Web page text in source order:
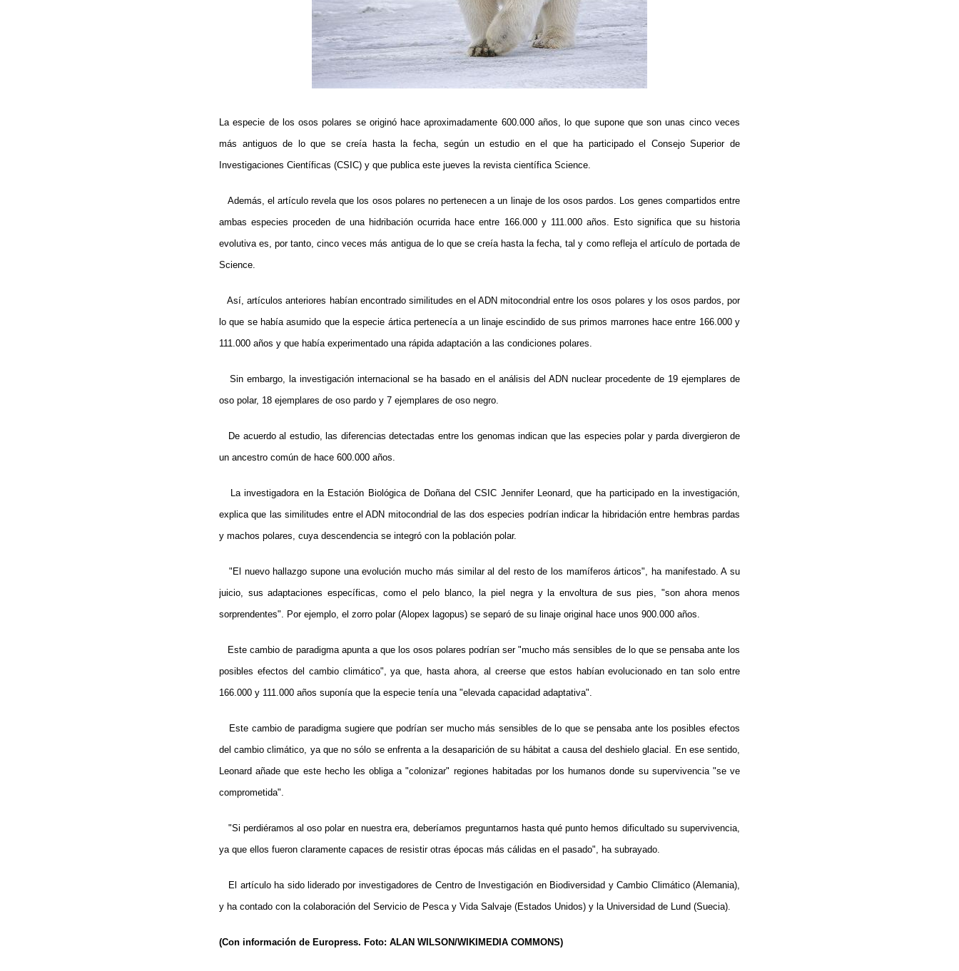
La especie de los osos polares se originó hace aproximadamente 600.000 años, lo que supone que son unas cinco veces
más antiguos de lo que se creía hasta la fecha, según un estudio en el que ha participado el Consejo Superior de
Investigaciones Científicas (CSIC) y que publica este jueves la revista científica Science.
Además, el artículo revela que los osos polares no pertenecen a un linaje de los osos pardos. Los genes compartidos entre
ambas especies proceden de una hidribación ocurrida hace entre 166.000 y 111.000 años. Esto significa que su historia
evolutiva es, por tanto, cinco veces más antigua de lo que se creía hasta la fecha, tal y como refleja el artículo de portada de
Science.
Así, artículos anteriores habían encontrado similitudes en el ADN mitocondrial entre los osos polares y los osos pardos, por
lo que se había asumido que la especie ártica pertenecía a un linaje escindido de sus primos marrones hace entre 166.000 y
111.000 años y que había experimentado una rápida adaptación a las condiciones polares.
Sin embargo, la investigación internacional se ha basado en el análisis del ADN nuclear procedente de 19 ejemplares de
oso polar, 18 ejemplares de oso pardo y 7 ejemplares de oso negro.
De acuerdo al estudio, las diferencias detectadas entre los genomas indican que las especies polar y parda divergieron de
un ancestro común de hace 600.000 años.
La investigadora en la Estación Biológica de Doñana del CSIC Jennifer Leonard, que ha participado en la investigación,
explica que las similitudes entre el ADN mitocondrial de las dos especies podrían indicar la hibridación entre hembras pardas
y machos polares, cuya descendencia se integró con la población polar.
"El nuevo hallazgo supone una evolución mucho más similar al del resto de los mamíferos árticos", ha manifestado. A su
juicio, sus adaptaciones específicas, como el pelo blanco, la piel negra y la envoltura de sus pies, "son ahora menos
sorprendentes". Por ejemplo, el zorro polar (Alopex lagopus) se separó de su linaje original hace unos 900.000 años.
Este cambio de paradigma apunta a que los osos polares podrían ser "mucho más sensibles de lo que se pensaba ante los
posibles efectos del cambio climático", ya que, hasta ahora, al creerse que estos habían evolucionado en tan solo entre
166.000 y 111.000 años suponía que la especie tenía una "elevada capacidad adaptativa".
Este cambio de paradigma sugiere que podrían ser mucho más sensibles de lo que se pensaba ante los posibles efectos
del cambio climático, ya que no sólo se enfrenta a la desaparición de su hábitat a causa del deshielo glacial. En ese sentido,
Leonard añade que este hecho les obliga a "colonizar" regiones habitadas por los humanos donde su supervivencia "se ve
comprometida".
"Si perdiéramos al oso polar en nuestra era, deberíamos preguntarnos hasta qué punto hemos dificultado su supervivencia,
ya que ellos fueron claramente capaces de resistir otras épocas más cálidas en el pasado", ha subrayado.
El artículo ha sido liderado por investigadores de Centro de Investigación en Biodiversidad y Cambio Climático (Alemania),
y ha contado con la colaboración del Servicio de Pesca y Vida Salvaje (Estados Unidos) y la Universidad de Lund (Suecia).
(Con información de Europress. Foto: ALAN WILSON/WIKIMEDIA COMMONS)